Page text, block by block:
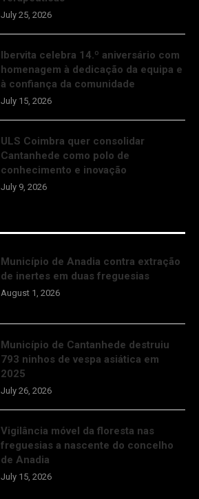
July 25, 2026
Ibervita celebra 14.º aniversário com
homenagem à dedicação da equipa e
à confiança da comunidade
July 15, 2026
ULS Coimbra quer consolidar
Cantanhede como polo de
conhecimento e inovação
July 9, 2026
Município de Anadia contra extração
de inertes em duas freguesias
August 1, 2026
Município de Cantanhede destruiu
793 ninhos de vespa asiática em
2025
July 26, 2026
Vigilância móvel da floresta nas
freguesias a nascente do concelho
de Anadia
July 15, 2026